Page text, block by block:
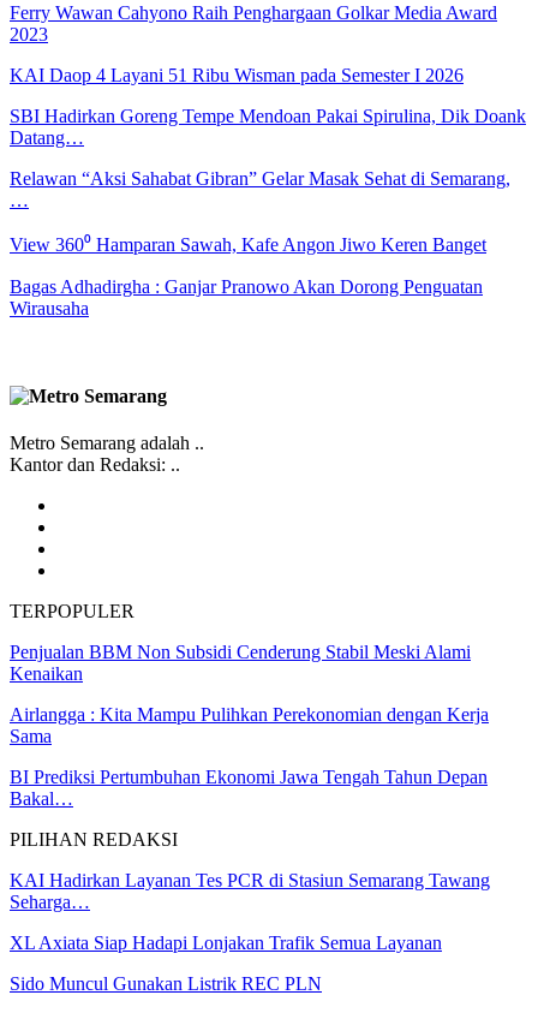
Ferry Wawan Cahyono Raih Penghargaan Golkar Media Award
2023
KAI Daop 4 Layani 51 Ribu Wisman pada Semester I 2026
SBI Hadirkan Goreng Tempe Mendoan Pakai Spirulina, Dik Doank
Datang…
Relawan “Aksi Sahabat Gibran” Gelar Masak Sehat di Semarang,
…
View 360⁰ Hamparan Sawah, Kafe Angon Jiwo Keren Banget
Bagas Adhadirgha : Ganjar Pranowo Akan Dorong Penguatan
Wirausaha
Metro Semarang adalah ..
Kantor dan Redaksi: ..
TERPOPULER
Penjualan BBM Non Subsidi Cenderung Stabil Meski Alami
Kenaikan
Airlangga : Kita Mampu Pulihkan Perekonomian dengan Kerja
Sama
BI Prediksi Pertumbuhan Ekonomi Jawa Tengah Tahun Depan
Bakal…
PILIHAN REDAKSI
KAI Hadirkan Layanan Tes PCR di Stasiun Semarang Tawang
Seharga…
XL Axiata Siap Hadapi Lonjakan Trafik Semua Layanan
Sido Muncul Gunakan Listrik REC PLN